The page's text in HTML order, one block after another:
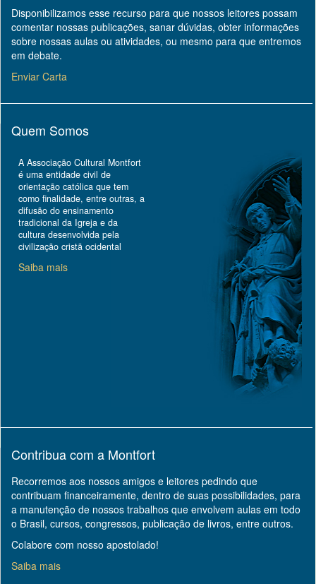
Disponibilizamos esse recurso para que nossos leitores possam
comentar nossas publicações, sanar dúvidas, obter informações
sobre nossas aulas ou atividades, ou mesmo para que entremos
em debate.
Enviar Carta
Quem Somos
A Associação Cultural Montfort
é uma entidade civil de
orientação católica que tem
como finalidade, entre outras, a
difusão do ensinamento
tradicional da Igreja e da
cultura desenvolvida pela
civilização cristã ocidental
Saiba mais
Contribua com a Montfort
Recorremos aos nossos amigos e leitores pedindo que
contribuam financeiramente, dentro de suas possibilidades, para
a manutenção de nossos trabalhos que envolvem aulas em todo
o Brasil, cursos, congressos, publicação de livros, entre outros.
Colabore com nosso apostolado!
Saiba mais